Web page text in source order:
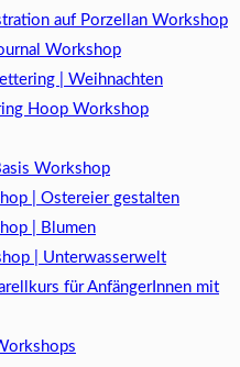
auf Porzellan Workshop
Workshop
| Weihnachten
Hoop Workshop
Workshop
| Ostereier gestalten
| Blumen
| Unterwasserwelt
für AnfängerInnen mit